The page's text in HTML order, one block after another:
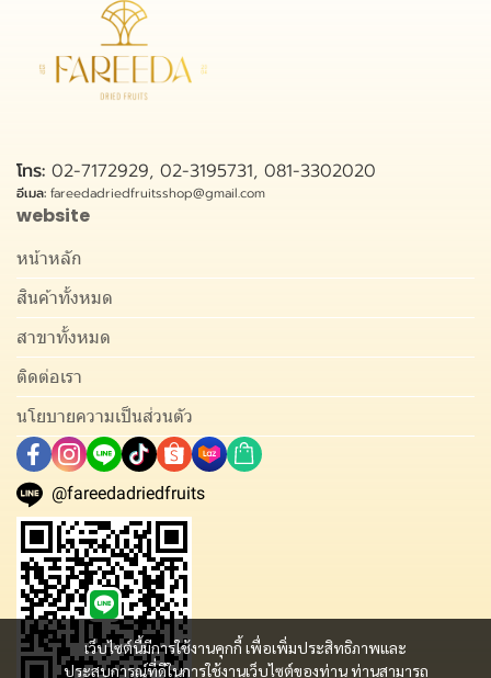
เว็บไซต์นี้มีการใช้งานคุกกี้ เพื่อเพิ่มประสิทธิภาพและ
ประสบการณ์ที่ดีในการใช้งานเว็บไซต์ของท่าน ท่านสามารถ
โทร: 02-7172929, 02-3195731, 081-3302020
อีเมล: fareedadriedfruitsshop@gmail.com
website
หน้าหลัก
สินค้าทั้งหมด
สาขาทั้งหมด
ติดต่อเรา
นโยบายความเป็นส่วนตัว
@fareedadriedfruits